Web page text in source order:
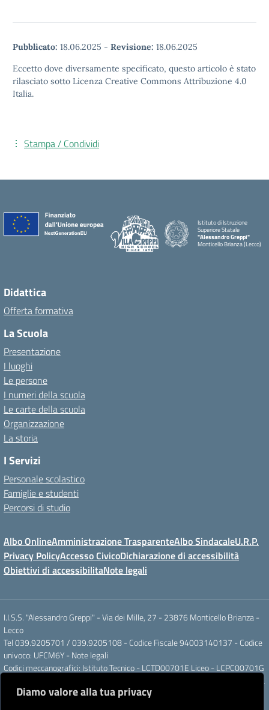
Diamo valore alla tua privacy
Pubblicato: 18.06.2025 - Revisione: 18.06.2025
Eccetto dove diversamente specificato, questo articolo è stato
rilasciato sotto Licenza Creative Commons Attribuzione 4.0
Italia.
Stampa / Condividi
Istituto di Istruzione
Superiore Statale
"Alessandro Greppi"
Monticello Brianza (Lecco)
Didattica
Offerta formativa
La Scuola
Presentazione
I luoghi
Le persone
I numeri della scuola
Le carte della scuola
Organizzazione
La storia
I Servizi
Personale scolastico
Famiglie e studenti
Percorsi di studio
Albo OnlineAmministrazione TrasparenteAlbo SindacaleU.R.P.
Privacy PolicyAccesso CivicoDichiarazione di accessibilità
Obiettivi di accessibilitaNote legali
I.I.S.S. "Alessandro Greppi" - Via dei Mille, 27 - 23876 Monticello Brianza -
Lecco
Tel 039.9205701 / 039.9205108 - Codice Fiscale 94003140137 - Codice
univoco: UFCM6Y - Note legali
Codici meccanografici: Istituto Tecnico - LCTD00701E Liceo - LCPC00701G
Posta elettronica ordinaria: LCIS007008@ISTRUZIONE.IT Posta elettronica
certificata: LCIS007008@PEC.ISTRUZIONE.IT